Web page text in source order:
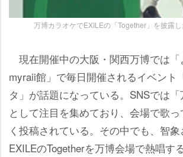
万博カラオケでEXILEの「Together」を披露
現在開催中の大阪・関西万博では「
myraii館」で毎日開催されるイベント
タ」が話題になっている。SNSでは「
として注目を集めており、会場で歌
く投稿されている。その中でも、智
EXILEのTogetherを万博会場で熱唱す